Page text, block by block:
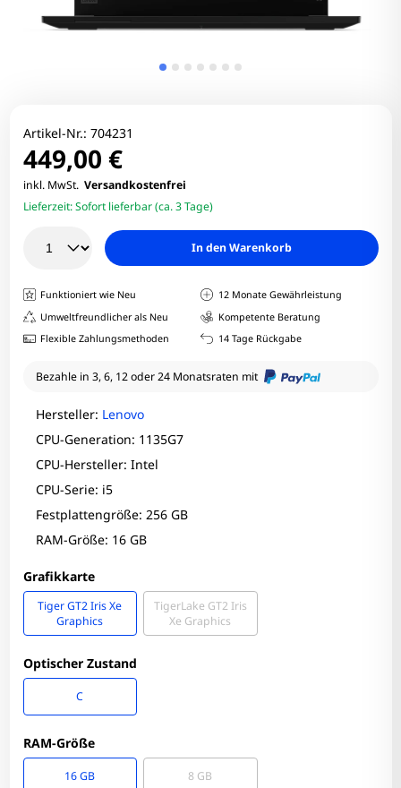
Artikel-Nr.: 704231
449,00 €
inkl. MwSt. Versandkostenfrei
Lieferzeit:Sofort lieferbar (ca. 3 Tage)
In den Warenkorb
Funktioniert wie Neu
12 Monate Gewährleistung
Umweltfreundlicher als Neu
Kompetente Beratung
Flexible Zahlungsmethoden
14 Tage Rückgabe
Bezahle in 3, 6, 12 oder 24 Monatsraten mit
Hersteller: Lenovo
CPU-Generation: 1135G7
CPU-Hersteller: Intel
CPU-Serie: i5
Festplattengröße: 256 GB
RAM-Größe: 16 GB
Grafikkarte
Tiger GT2 Iris Xe
Graphics
TigerLake GT2 Iris
Xe Graphics
Optischer Zustand
C
RAM-Größe
16 GB 8 GB